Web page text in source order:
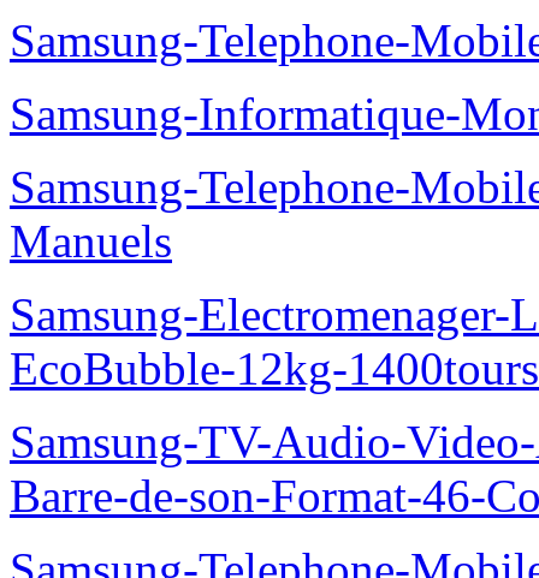
Samsung-Telephone-
Samsung-Informatique-
Samsung-Telephone-
Manuels
Samsung-
EcoBubble-12kg-
Samsung-TV-Audio-
Barre-de-son-Format-46-